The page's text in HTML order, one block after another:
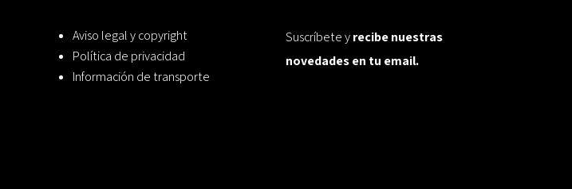
Aviso legal y copyright
Política de privacidad
Información de transporte
Suscríbete yrecibe nuestras
novedades en tu email.